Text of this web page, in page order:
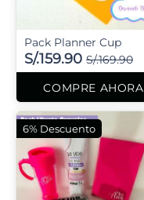
Pack Planner Cup
S/.159.90 S/.169.90
COMPRE AHORA
6% Descuento